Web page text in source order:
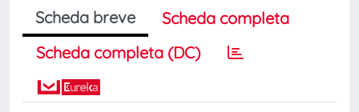
Scheda breve
Scheda completa
Scheda completa (DC)